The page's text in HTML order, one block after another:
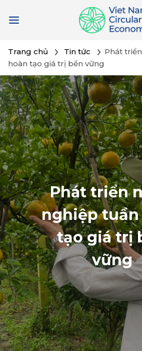
đến
phần
nội
dung
Trang chủ Tin tức
Phát
hoàn tạo giá trị bền vững
Phát triển
nghiệp tuần
tạo giá trị
vững